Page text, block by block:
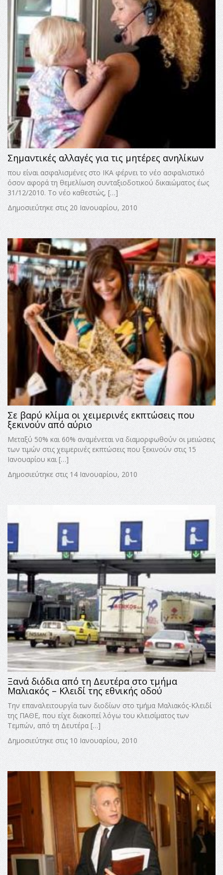
Σημαντικές αλλαγές για τις μητέρες ανηλίκων
που είναι ασφαλισμένες στο ΙΚΑ φέρνει το νέο ασφαλιστικό
όσον αφορά τη θεμελίωση συνταξιοδοτικού δικαιώματος έως
31/12/2010. Το νέο καθεστώς, […]
Δημοσιεύτηκε στις 20 Ιανουαρίου, 2010
Σε βαρύ κλίμα οι χειμερινές εκπτώσεις που
ξεκινούν από αύριο
Μεταξύ 50% και 60% αναμένεται να διαμορφωθούν οι μειώσεις
των τιμών στις χειμερινές εκπτώσεις που ξεκινούν στις 15
Ιανουαρίου και […]
Δημοσιεύτηκε στις 14 Ιανουαρίου, 2010
Ξανά διόδια από τη Δευτέρα στο τμήμα
Μαλιακός – Κλειδί της εθνικής οδού
Την επαναλειτουργία των διοδίων στο τμήμα Μαλιακός-Κλειδί
της ΠΑΘΕ, που είχε διακοπεί λόγω του κλεισίματος των
Τεμπών, από τη Δευτέρα […]
Δημοσιεύτηκε στις 10 Ιανουαρίου, 2010